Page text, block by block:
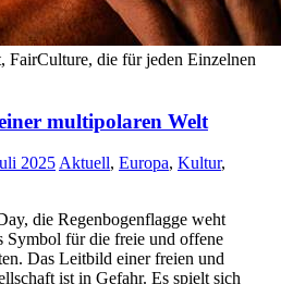
die für jeden Einzelnen
multipolaren Welt
2025Aktuell, Europa, Kultur,
die Regenbogenflagge weht
für die freie und offene
Das Leitbild einer freien und
ist in Gefahr. Es spielt sich